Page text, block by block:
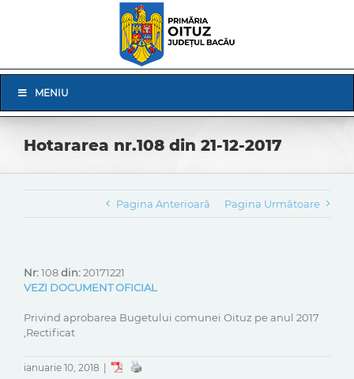
Navigation
MENIU
Hotararea nr.108 din 21-12-2017
Pagina Anterioară Pagina Următoare
Nr:108din:20171221
VEZI DOCUMENT OFICIAL
Privind aprobarea Bugetului comunei Oituz pe anul 2017
,Rectificat
ianuarie 10, 2018